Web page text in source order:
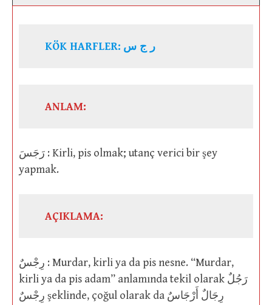
KÖK HARFLER: ر ج س
ANLAM:
رَجَسَ : Kirli, pis olmak; utanç verici bir şey
yapmak.
AÇIKLAMA:
رِجْسٌ : Murdar, kirli ya da pis nesne. “Murdar,
kirli ya da pis adam” anlamında tekil olarak رَجُلٌ
رِجْسٌ şeklinde, çoğul olarak da رِجَالٌ أَرْجَاسٌ